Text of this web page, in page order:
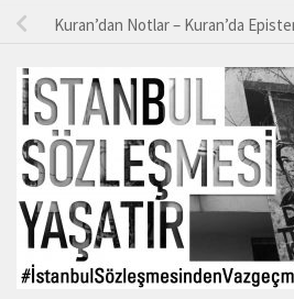
Kuran’dan Notlar – Kuran’da